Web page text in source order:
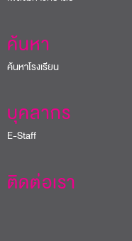
ค้นหา
ค้นหาโรงเรียน
บุคลากร
E-Staff
ติดต่อเรา